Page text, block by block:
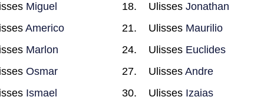
Miguel UlissesJonathan
Americo Ulisses Maurilio
Marlon Ulisses Euclides
Osmar UlissesAndre
Ismael Ulisses Izaias